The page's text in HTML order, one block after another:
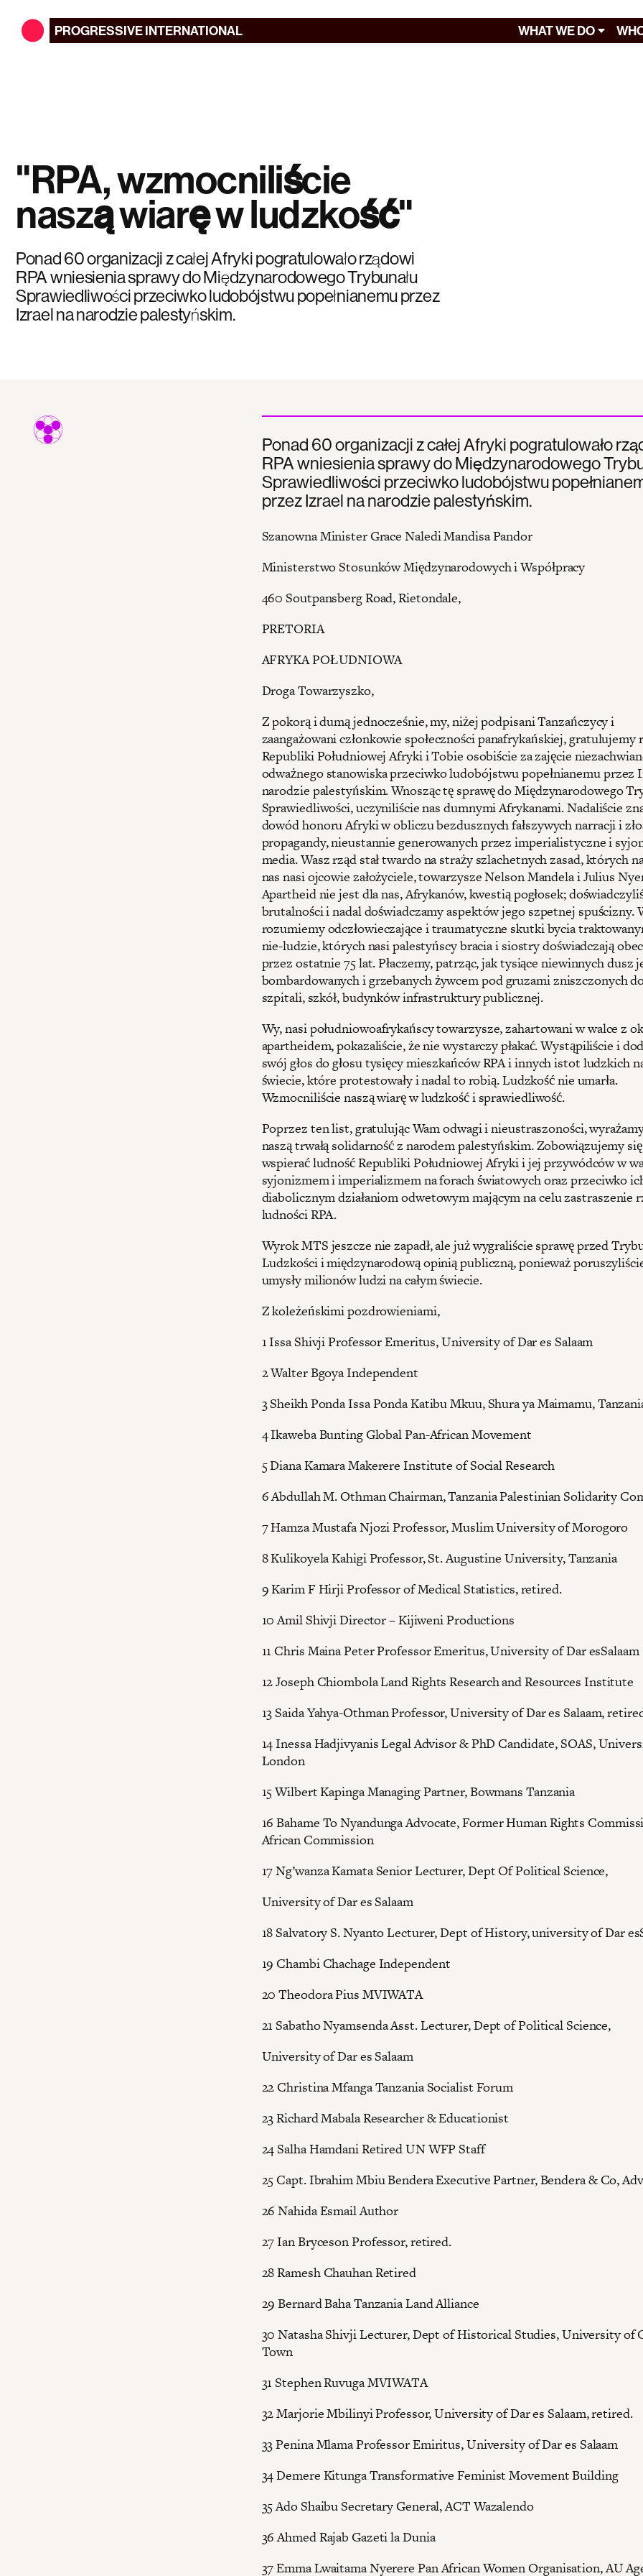
PROGRESSIVEINTERNATIONAL WHAT WE DO
"RPA, wzmocniliście
naszą wiarę w ludzkość"
Ponad 60 organizacji z całej Afryki pogratulowało rządowi
RPA wniesienia sprawy do Międzynarodowego Trybunału
Sprawiedliwości przeciwko ludobójstwu popełnianemu przez
Izrael na narodzie palestyńskim.
Ponad 60 organizacji z całej Afryki pogratulowało
RPA wniesienia sprawy do Międzynarodowego
Sprawiedliwości przeciwko ludobójstwu
przez Izrael na narodzie palestyńskim.
Szanowna Minister Grace Naledi Mandisa Pandor
Ministerstwo Stosunków Międzynarodowych i Współpracy
460 Soutpansberg Road, Rietondale,
PRETORIA
AFRYKA POŁUDNIOWA
Droga Towarzyszko,
Z pokorą i dumą jednocześnie, my, niżej podpisani Tanzańczycy i
zaangażowani członkowie społeczności panafrykańskiej, gratulujemy
Republiki Południowej Afryki i Tobie osobiście za zajęcie
odważnego stanowiska przeciwko ludobójstwu popełnianemu przez
narodzie palestyńskim. Wnosząc tę sprawę do Międzynarodowego
Sprawiedliwości, uczyniliście nas dumnymi Afrykanami. Nadaliście
dowód honoru Afryki w obliczu bezdusznych fałszywych narracji i
propagandy, nieustannie generowanych przez imperialistyczne i
media. Wasz rząd stał twardo na straży szlachetnych zasad, których
nas nasi ojcowie założyciele, towarzysze Nelson Mandela i Julius
Apartheid nie jest dla nas, Afrykanów, kwestią pogłosek;
brutalności i nadal doświadczamy aspektów jego szpetnej spuścizny.
rozumiemy odczłowieczające i traumatyczne skutki bycia
nie-ludzie, których nasi palestyńscy bracia i siostry doświadczają
przez ostatnie 75 lat. Płaczemy, patrząc, jak tysiące niewinnych dusz
bombardowanych i grzebanych żywcem pod gruzami zniszczonych
szpitali, szkół, budynków infrastruktury publicznej.
Wy, nasi południowoafrykańscy towarzysze, zahartowani w walce z
apartheidem, pokazaliście, że nie wystarczy płakać. Wystąpiliście i
swój głos do głosu tysięcy mieszkańców RPA i innych istot ludzkich
świecie, które protestowały i nadal to robią. Ludzkość nie umarła.
Wzmocniliście naszą wiarę w ludzkość i sprawiedliwość.
Poprzez ten list, gratulując Wam odwagi i nieustraszoności,
naszą trwałą solidarność z narodem palestyńskim. Zobowiązujemy
wspierać ludność Republiki Południowej Afryki i jej przywódców w
syjonizmem i imperializmem na forach światowych oraz przeciwko
diabolicznym działaniom odwetowym mającym na celu zastraszenie
ludności RPA.
Wyrok MTS jeszcze nie zapadł, ale już wygraliście sprawę przed
Ludzkości i międzynarodową opinią publiczną, ponieważ
umysły milionów ludzi na całym świecie.
Z koleżeńskimi pozdrowieniami,
1 Issa Shivji Professor Emeritus, University of Dar es Salaam
2 Walter Bgoya Independent
3 Sheikh Ponda Issa Ponda Katibu Mkuu, Shura ya Maimamu,
4 Ikaweba Bunting Global Pan-African Movement
5 Diana Kamara Makerere Institute of Social Research
6 Abdullah M. Othman Chairman, Tanzania Palestinian Solidarity
7 Hamza Mustafa Njozi Professor, Muslim University of Morogoro
8 Kulikoyela Kahigi Professor, St. Augustine University, Tanzania
9 Karim F Hirji Professor of Medical Statistics, retired.
10 Amil Shivji Director – Kijiweni Productions
11 Chris Maina Peter Professor Emeritus, University of Dar esSalaam
12 Joseph Chiombola Land Rights Research and Resources Institute
13 Saida Yahya-Othman Professor, University of Dar es Salaam,
14 Inessa Hadjivyanis Legal Advisor & PhD Candidate, SOAS,
London
15 Wilbert Kapinga Managing Partner, Bowmans Tanzania
16 Bahame To Nyandunga Advocate, Former Human Rights
African Commission
17 Ng’wanza Kamata Senior Lecturer, Dept Of Political Science,
University of Dar es Salaam
18 Salvatory S. Nyanto Lecturer, Dept of History, university of Dar
19 Chambi Chachage Independent
20 Theodora Pius MVIWATA
21 Sabatho Nyamsenda Asst. Lecturer, Dept of Political Science,
University of Dar es Salaam
22 Christina Mfanga Tanzania Socialist Forum
23 Richard Mabala Researcher & Educationist
24 Salha Hamdani Retired UN WFP Staff
25 Capt. Ibrahim Mbiu Bendera Executive Partner, Bendera & Co,
26 Nahida Esmail Author
27 Ian Bryceson Professor, retired.
28 Ramesh Chauhan Retired
29 Bernard Baha Tanzania Land Alliance
30 Natasha Shivji Lecturer, Dept of Historical Studies, University of
Town
31 Stephen Ruvuga MVIWATA
32 Marjorie Mbilinyi Professor, University of Dar es Salaam, retired.
33 Penina Mlama Professor Emiritus, University of Dar es Salaam
34 Demere Kitunga Transformative Feminist Movement Building
35 Ado Shaibu Secretary General, ACT Wazalendo
36 Ahmed Rajab Gazeti la Dunia
37 Emma Lwaitama Nyerere Pan African Women Organisation, AU